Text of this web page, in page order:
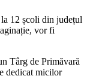
12 școli din județul
vor fi
Târg de Primăvară
dedicat micilor